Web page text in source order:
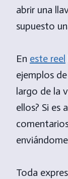
abrir una
supuesto
En este reel
ejemplos
largo de la
ellos? Si es
Toda